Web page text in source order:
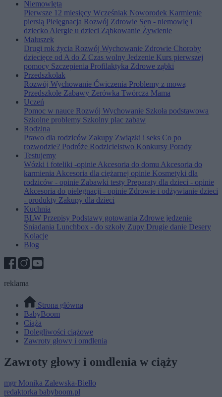
Niemowlęta
Pierwsze 12 miesięcy Wcześniak Noworodek Karmienie
piersią Pielęgnacja Rozwój Zdrowie Sen - niemowlę i
dziecko Alergie u dzieci Ząbkowanie Żywienie
Maluszek
Drugi rok życia Rozwój Wychowanie Zdrowie Choroby
dziecięce od A do Z Czas wolny Jedzenie Kurs pierwszej
pomocy Szczepienia Profilaktyka Zdrowe ząbki
Przedszkolak
Rozwój Wychowanie Ćwiczenia Problemy z mową
Przedszkole Zabawy Zerówka Twórcza Mama
Uczeń
Pomoc w nauce Rozwój Wychowanie Szkoła podstawowa
Szkolne problemy Szkolny plac zabaw
Rodzina
Prawo dla rodziców Zakupy Związki i seks Co po
rozwodzie? Podróże Rodzicielstwo Konkursy Porady
Testujemy
Wózki i foteliki -opinieAkcesoria do domu Akcesoria do
karmieniaAkcesoria dla ciężarnej opinie Kosmetyki dla
rodziców - opinie Zabawki testy Preparaty dla dzieci - opinie
Akcesoria do pielęgnacji - opinie Zdrowie i odżywianie dzieci
- produkty Zakupy dla dzieci
Kuchnia
BLW Przepisy Podstawy gotowania Zdrowe jedzenie
Śniadania Lunchbox - do szkoły Zupy Drugie danie Desery
Kolacje
Blog
reklama
Strona główna
BabyBoom
Ciąża
Dolegliwości ciążowe
Zawroty głowy i omdlenia
Zawroty głowy i omdlenia w ciąży
mgr Monika Zalewska-Biełło
redaktorka babyboom.pl